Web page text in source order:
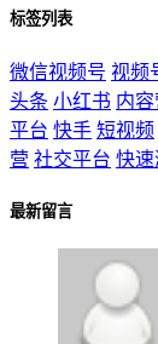
标签列表
微信视频号 视频
头条 小红书 内
平台 快手 短视频
营 社交平台 快
最新留言